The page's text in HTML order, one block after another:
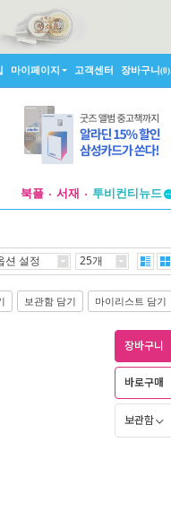
마이페이지 고객센터 장바구니(0)
북플 서재
투비컨티뉴드
션 설정 25개
보관함 담기 마이리스트 담기
장바구니
바로구매
보관함